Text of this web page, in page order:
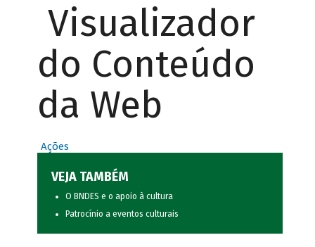
Visualizador
do Conteúdo
da Web
Ações
VEJA TAMBÉM
O BNDES e o apoio à cultura
Patrocínio a eventos culturais